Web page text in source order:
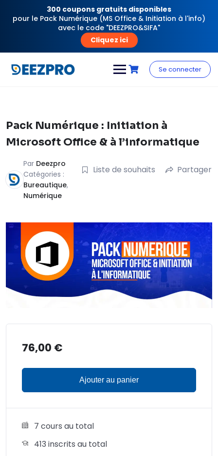
300 coupons gratuits disponibles
pour le Pack Numérique (MS Office & Initiation à l'info)
avec le code "DEEZPRO&SIFA"
Cliquez ici
content
Se connecter
Pack Numérique : Initiation à
Microsoft Office & à l’informatique
Par Deezpro
Catégories :
Bureautique,
Numérique
Liste de souhaits Partager
76,00 €
Ajouter au panier
7 cours au total
413 inscrits au total